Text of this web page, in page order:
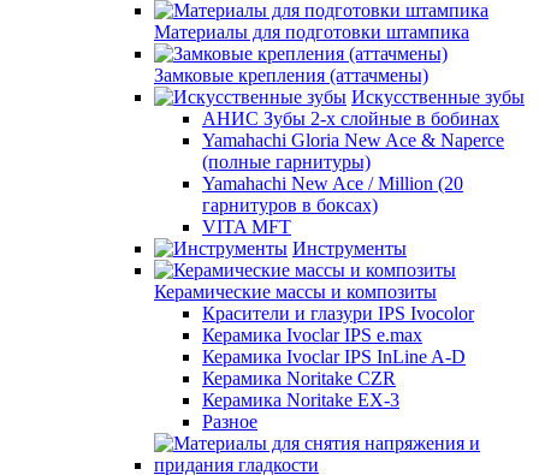
Материалы для подготовки штампика
Замковые крепления (аттачмены)
Искусственные зубы
АНИС Зубы 2-х слойные в бобинах
Yamahachi Gloria New Ace & Naperce
(полные гарнитуры)
Yamahachi New Ace / Million (20
гарнитуров в боксах)
VITA MFT
Инструменты
Керамические массы и композиты
Красители и глазури IPS Ivocolor
Керамика Ivoclar IPS e.max
Керамика Ivoclar IPS InLine A-D
Керамика Noritake CZR
Керамика Noritake EX-3
Разное